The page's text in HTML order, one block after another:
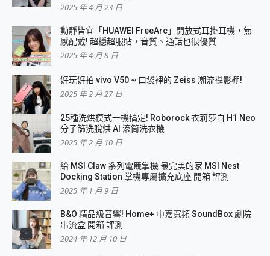
2025 年 4 月 23 日
動靜皆宜「HUAWEI FreeArc」開放式耳掛耳機，無
感配戴! 超穩超服貼，音質、通話也很優質
2025 年 4 月 8 日
好玩好拍 vivo V50 ~ 口袋裡的 Zeiss 潮流攝影棚!
2025 年 2 月 27 日
25種洗烘模式一機搞定! Roborock 衣莉莎白 H1 Neo
分子篩洗脫烘 AI 滾筒洗衣機
2025 年 2 月 10 日
給 MSI Claw 系列電競掌機 最完美的家 MSI Nest
Docking Station 掌機專屬擴充底座 開箱 評測
2025 年 1 月 9 日
B&O 精品級音響! Home+ 中嘉寬頻 SoundBox 劇院
串流盒 開箱 評測
2024 年 12 月 10 日